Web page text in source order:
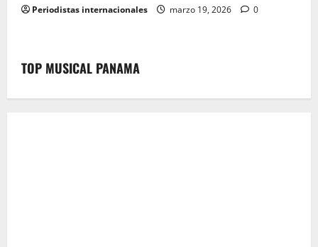
Periodistas internacionales marzo 19, 2026 0
TOP MUSICAL PANAMA